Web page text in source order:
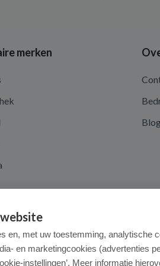
merken
en, met uw toestemming, analytische
en marketingcookies (advertenties
instellingen’. Meer informatie